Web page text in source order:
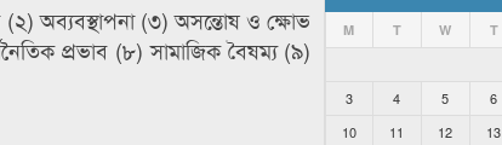
অব্যবস্থাপনা (৩) অসন্তোষ ও ক্ষোভ
প্রভাব (৮) সামাজিক বৈষম্য (৯)
M T W T
3
4 5 6
10
11 12 13